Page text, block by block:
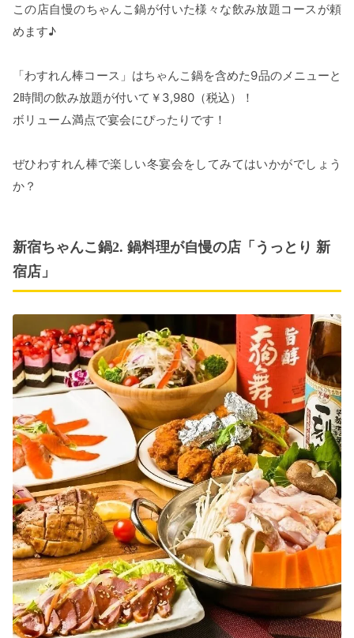
この店自慢のちゃんこ鍋が付いた様々な飲み放題コースが頼
めます♪
「わすれん棒コース」はちゃんこ鍋を含めた9品のメニューと
2時間の飲み放題が付いて￥3,980（税込）！
ボリューム満点で宴会にぴったりです！
ぜひわすれん棒で楽しい冬宴会をしてみてはいかがでしょう
か？
新宿ちゃんこ鍋2. 鍋料理が自慢の店「うっとり 新
宿店」